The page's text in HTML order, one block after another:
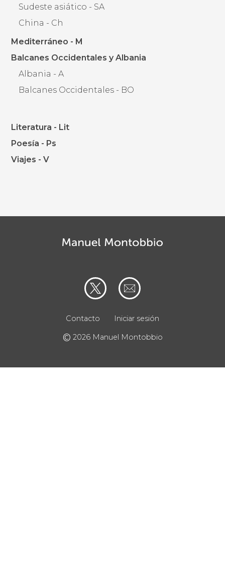
Sudeste asiático - SA
China - Ch
Mediterráneo - M
Balcanes Occidentales y Albania
Albania - A
Balcanes Occidentales - BO
Literatura - Lit
Poesía - Ps
Viajes - V
Contacto Iniciar sesión
© 2026 Manuel Montobbio